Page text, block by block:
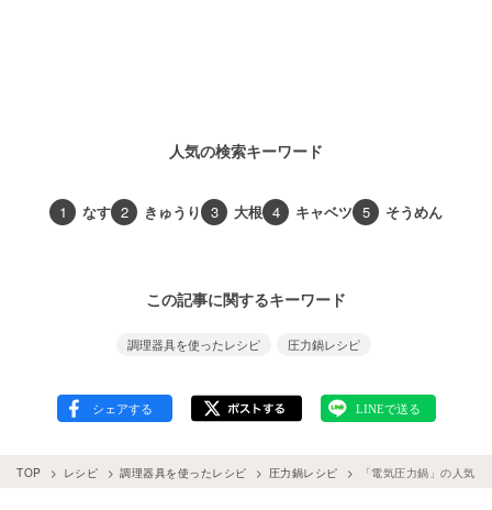
人気の検索キーワード
1 なす 2 きゅうり 3 大根 4 キャベツ 5 そうめん
この記事に関するキーワード
調理器具を使ったレシピ 圧力鍋レシピ
TOP レシピ 調理器具を使ったレシピ 圧力鍋レシピ 「電気圧力鍋」の人気